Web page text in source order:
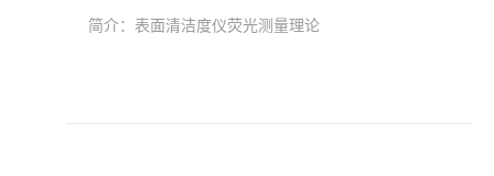
简介： 表面清洁度仪荧光测量理论